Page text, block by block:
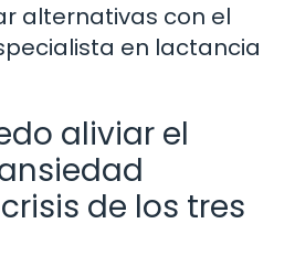
alternativas con el
en lactancia
aliviar el
de los tres